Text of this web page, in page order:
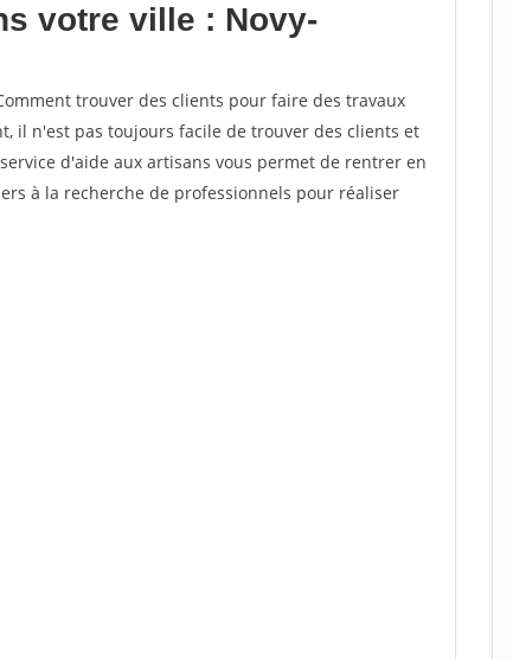
votre ville : Novy-
trouver des clients pour faire des travaux
il n'est pas toujours facile de trouver des clients et
d'aide aux artisans vous permet de rentrer en
à la recherche de professionnels pour réaliser